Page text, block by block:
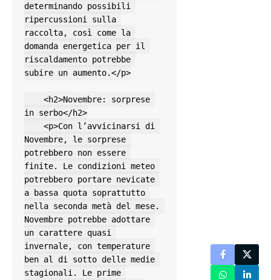
determinando possibili
ripercussioni sulla
raccolta, così come la
domanda energetica per il
riscaldamento potrebbe
subire un aumento.</p>
in serbo</h2>
Novembre, le sorprese
potrebbero non essere
finite. Le condizioni meteo
potrebbero portare nevicate
a bassa quota soprattutto
nella seconda metà del mese.
Novembre potrebbe adottare
un carattere quasi
invernale, con temperature
ben al di sotto delle medie
stagionali. Le prime